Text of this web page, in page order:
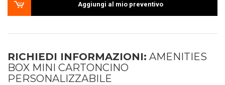
Aggiungi al mio preventivo
RICHIEDI INFORMAZIONI: AMENITIES
BOX MINI CARTONCINO
PERSONALIZZABILE